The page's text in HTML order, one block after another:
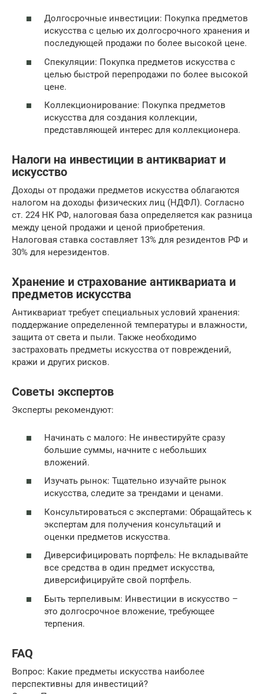
Долгосрочные инвестиции: Покупка предметов
искусства с целью их долгосрочного хранения и
последующей продажи по более высокой цене.
Спекуляции: Покупка предметов искусства с
целью быстрой перепродажи по более высокой
цене.
Коллекционирование: Покупка предметов
искусства для создания коллекции,
представляющей интерес для коллекционера.
Налоги на инвестиции в антиквариат и
искусство
Доходы от продажи предметов искусства облагаются
налогом на доходы физических лиц (НДФЛ). Согласно
ст. 224 НК РФ, налоговая база определяется как разница
между ценой продажи и ценой приобретения.
Налоговая ставка составляет 13% для резидентов РФ и
30% для нерезидентов.
Хранение и страхование антиквариата и
предметов искусства
Антиквариат требует специальных условий хранения:
поддержание определенной температуры и влажности,
защита от света и пыли. Также необходимо
застраховать предметы искусства от повреждений,
кражи и других рисков.
Советы экспертов
Эксперты рекомендуют:
Начинать с малого: Не инвестируйте сразу
большие суммы, начните с небольших
вложений.
Изучать рынок: Тщательно изучайте рынок
искусства, следите за трендами и ценами.
Консультироваться с экспертами: Обращайтесь к
экспертам для получения консультаций и
оценки предметов искусства.
Диверсифицировать портфель: Не вкладывайте
все средства в один предмет искусства,
диверсифицируйте свой портфель.
Быть терпеливым: Инвестиции в искусство –
это долгосрочное вложение, требующее
терпения.
FAQ
Вопрос: Какие предметы искусства наиболее
перспективны для инвестиций?